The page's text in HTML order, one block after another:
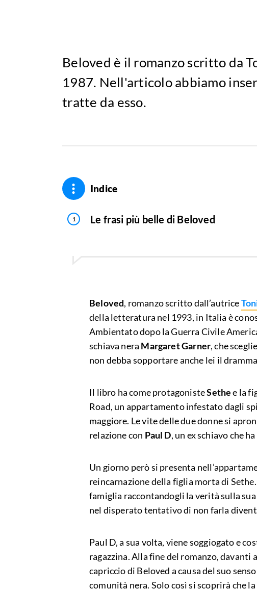
Beloved è il romanzo scritto da
1987. Nell'articolo abbiamo
tratte da esso.
Indice
Le frasi più belle di Beloved
Beloved, romanzo scritto dall’autrice
della letteratura nel 1993, in Italia è
Ambientato dopo la Guerra Civile
schiava nera Margaret Garner, che
non debba sopportare anche lei il
Il libro ha come protagonisteSethee la
Road, un appartamento infestato dagli
maggiore. Le vite delle due donne si
relazione con Paul D, un ex schiavo che
Un giorno però si presenta
reincarnazione della figlia morta di
famiglia raccontandogli la verità sulla
nel disperato tentativo di non farla
Paul D, a sua volta, viene soggiogato e
ragazzina. Alla fine del romanzo, davanti
capriccio di Beloved a causa del suo
comunità nera. Solo così si scoprirà che